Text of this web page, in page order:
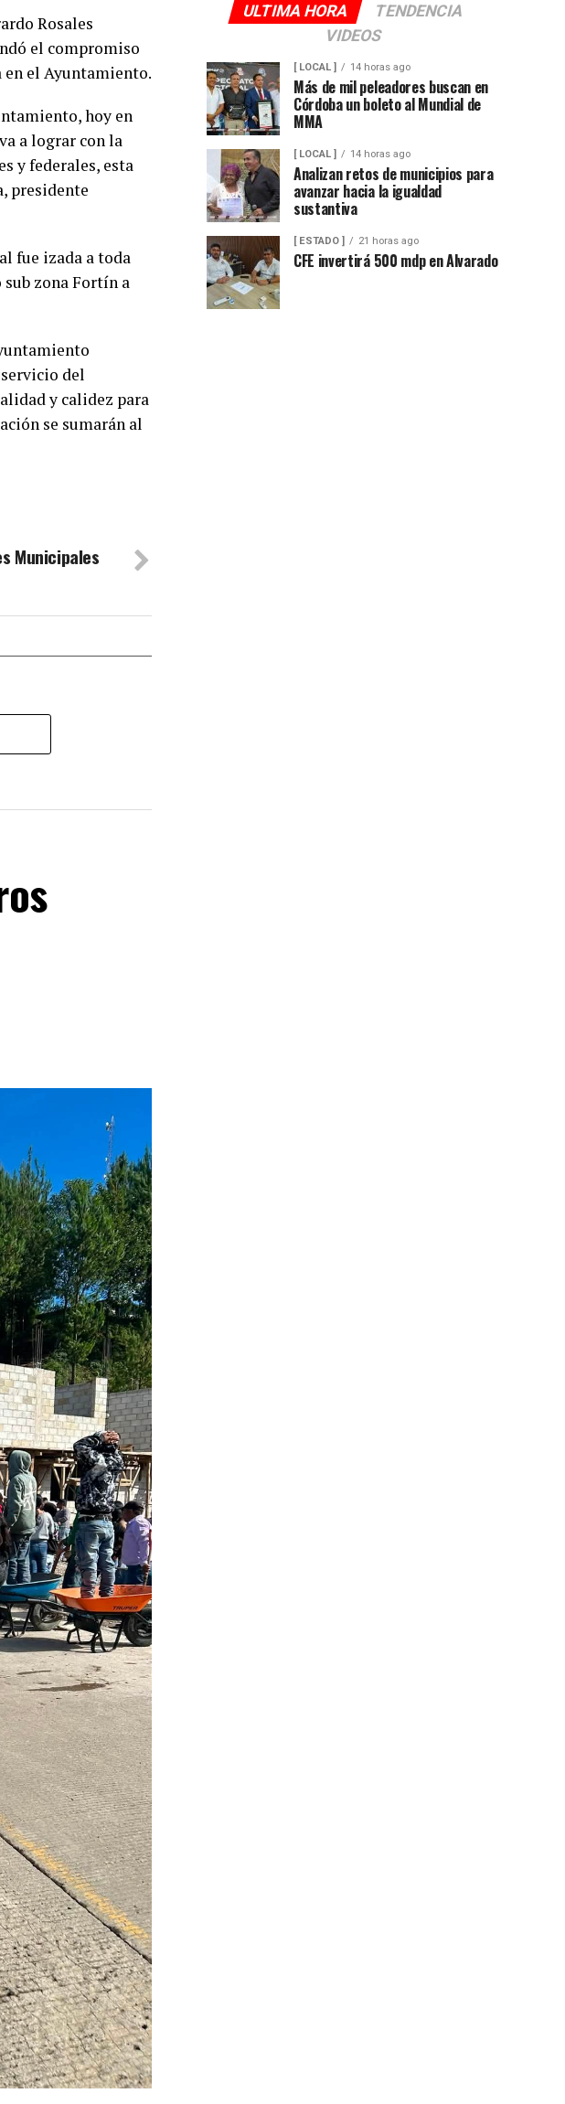
Rosales
el compromiso
en el Ayuntamiento.
hoy en
a lograr con la
y federales, esta
presidente
fue izada a toda
zona Fortín a
del
y calidez para
se sumarán al
Municipales
ULTIMA HORA
TENDENCIA
VIDEOS
[ LOCAL ] 14 horas ago
Más de mil peleadores buscan en
Córdoba un boleto al Mundial de
MMA
[ LOCAL ] 14 horas ago
Analizan retos de municipios para
avanzar hacia la igualdad
sustantiva
[ ESTADO ] 21 horas ago
CFE invertirá 500 mdp en Alvarado